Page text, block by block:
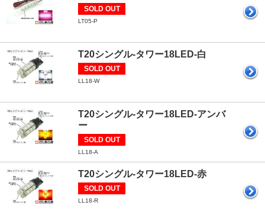
SOLD OUT
LT05-P
T20シングル-タワー18LED-白
SOLD OUT
LL18-W
T20シングル-タワー18LED-アンバ
ー
SOLD OUT
LL18-A
T20シングル-タワー18LED-赤
SOLD OUT
LL18-R